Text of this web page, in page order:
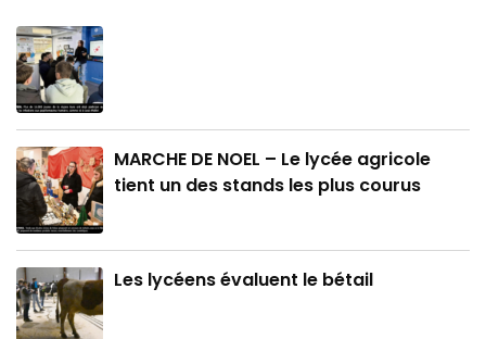
MARCHE DE NOEL – Le lycée agricole
tient un des stands les plus courus
Les lycéens évaluent le bétail